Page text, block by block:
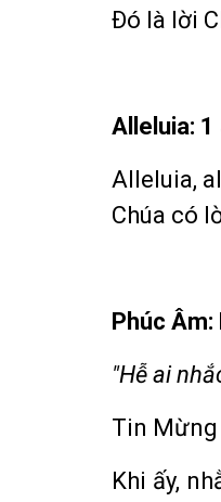
Ðó là lời
Alleluia: 1
Alleluia,
Chúa có
Phúc
"Hễ ai
Tin Mừng
Khi ấy,